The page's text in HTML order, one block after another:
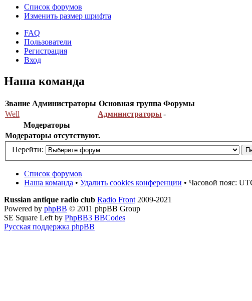
Список форумов
Изменить размер шрифта
FAQ
Пользователи
Регистрация
Вход
Наша команда
Звание Администраторы Основная группа Форумы
Well
Администраторы -
Модераторы
Модераторы отсутствуют.
Перейти:
Список форумов
Наша команда • Удалить cookies конференции • Часовой пояс:
Russian antique radio club Radio Front2009-2021
Powered by phpBB © 2011 phpBB Group
SE Square Left by PhpBB3 BBCodes
Русская поддержка phpBB